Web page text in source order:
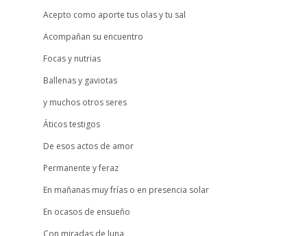
Acepto como aporte tus olas y tu sal
Acompañan su encuentro
Focas y nutrias
Ballenas y gaviotas
y muchos otros seres
Áticos testigos
De esos actos de amor
Permanente y feraz
En mañanas muy frías o en presencia solar
En ocasos de ensueño
Con miradas de luna